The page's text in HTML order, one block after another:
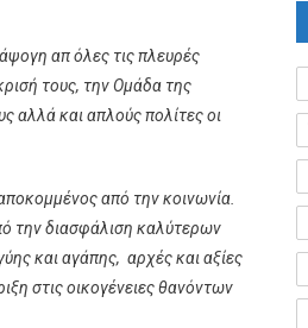
άψογη απ όλες τις πλευρές
τους, την Ομάδα της
αλλά και απλούς πολίτες οι
από την κοινωνία.
την διασφάλιση καλύτερων
και αγάπης, αρχές και αξίες
στις οικογένειες θανόντων